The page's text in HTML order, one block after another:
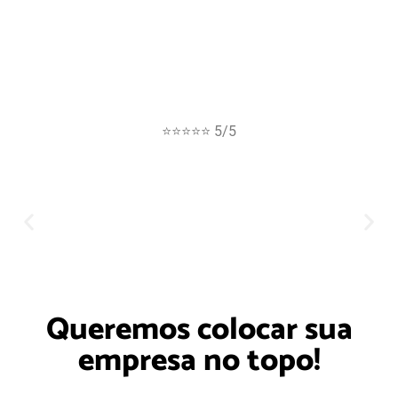
⭐⭐⭐⭐⭐ 5/5
Queremos colocar sua
empresa no topo!